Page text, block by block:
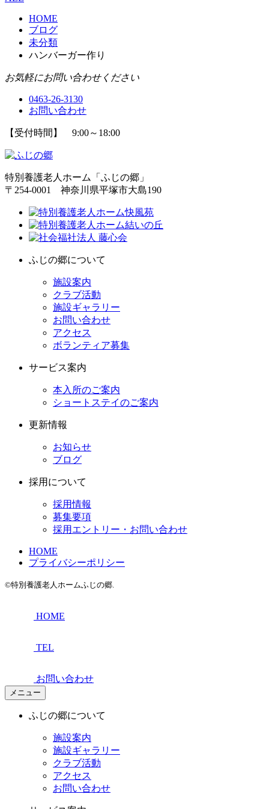
HOME
ブログ
未分類
ハンバーガー作り
お気軽にお問い合わせください
0463-26-3130
お問い合わせ
【受付時間】 9:00～18:00
特別養護老人ホーム「ふじの郷」
〒254-0001 神奈川県平塚市大島190
ふじの郷について
施設案内
クラブ活動
施設ギャラリー
お問い合わせ
アクセス
ボランティア募集
サービス案内
本入所のご案内
ショートステイのご案内
更新情報
お知らせ
ブログ
採用について
採用情報
募集要項
採用エントリー・お問い合わせ
HOME
プライバシーポリシー
©特別養護老人ホームふじの郷.
HOME
TEL
お問い合わせ
メニュー
ふじの郷について
施設案内
施設ギャラリー
クラブ活動
アクセス
お問い合わせ